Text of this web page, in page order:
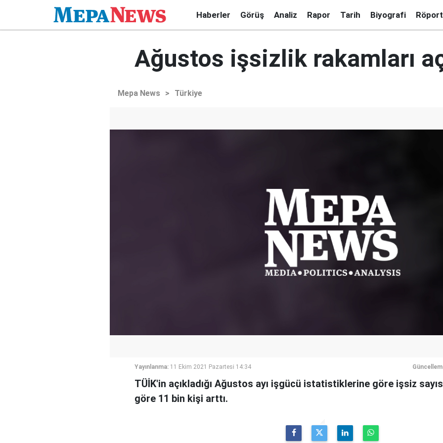
Haberler Görüş Analiz Rapor Tarih Biyografi
Ağustos işsizlik rakamları
Mepa News > Türkiye
Yayınlanma: 11 Ekim 2021 Pazartesi 14:34
TÜİK'in açıkladığı Ağustos ayı işgücü istatistiklerine göre işsiz
göre 11 bin kişi arttı.